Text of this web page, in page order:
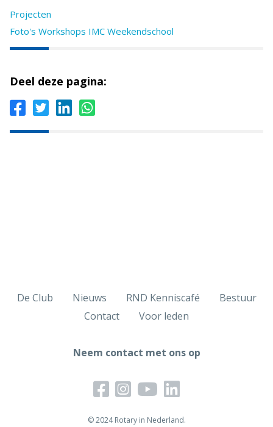
Projecten
Foto's Workshops IMC Weekendschool
Deel deze pagina:
De Club Nieuws RND Kenniscafé
Bestuur
Contact
Voor leden
Neem contact met ons op
© 2024 Rotary in Nederland.